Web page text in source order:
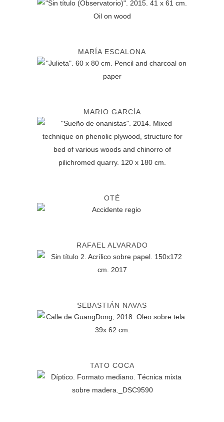
MARÍA ESCALONA
MARIO GARCÍA
OTÉ
RAFAEL ALVARADO
SEBASTIÁN NAVAS
TATO COCA